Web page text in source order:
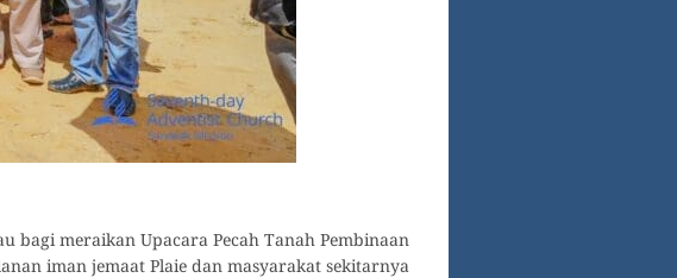
bagi meraikan Upacara Pecah Tanah Pembinaan
iman jemaat Plaie dan masyarakat sekitarnya